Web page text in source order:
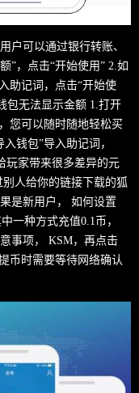
户可以通过银行转账、
”，点击“开始使用” 2.如
助记词，点击“开始使
包无法显示金额 1.打开
您可以随时随地轻松买
钱包”导入助记词，
玩家带来很多差异的元
人给你的链接下载的狐
是新用户， 如何设置
一种方式充值0.1币，
事项， KSM，再点击
币时需要等待网络确认